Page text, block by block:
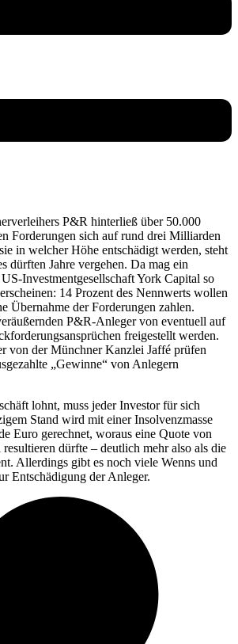
P&R hinterließ über 50.000
Forderungen sich auf rund drei Milliarden
in welcher Höhe entschädigt werden, steht
dürften Jahre vergehen. Da mag ein
Investmentgesellschaft York Capital so
14 Prozent des Nennwerts wollen
Übernahme der Forderungen zahlen.
P&R-Anleger von eventuell auf
freigestellt werden.
von der Münchner Kanzlei Jaffé prüfen
„Gewinne“ von Anlegern
lohnt, muss jeder Investor für sich
Stand wird mit einer Insolvenzmasse
Euro gerechnet, woraus eine Quote von
dürfte – deutlich mehr also als die
Allerdings gibt es noch viele Wenns und
Entschädigung der Anleger.